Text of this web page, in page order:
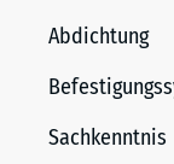
Abdichtung
Sachkenntnis